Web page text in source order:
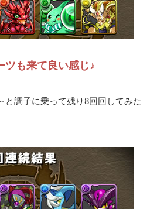
ツも来て良い感じ♪
と調子に乗って残り8回回してみた